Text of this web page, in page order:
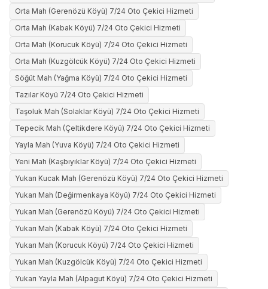
Orta Mah (Gerenözü Köyü) 7/24 Oto Çekici Hizmeti
Orta Mah (Kabak Köyü) 7/24 Oto Çekici Hizmeti
Orta Mah (Korucuk Köyü) 7/24 Oto Çekici Hizmeti
Orta Mah (Kuzgölcük Köyü) 7/24 Oto Çekici Hizmeti
Söğüt Mah (Yağma Köyü) 7/24 Oto Çekici Hizmeti
Tazılar Köyü 7/24 Oto Çekici Hizmeti
Taşoluk Mah (Solaklar Köyü) 7/24 Oto Çekici Hizmeti
Tepecik Mah (Çeltikdere Köyü) 7/24 Oto Çekici Hizmeti
Yayla Mah (Yuva Köyü) 7/24 Oto Çekici Hizmeti
Yeni Mah (Kaşbıyıklar Köyü) 7/24 Oto Çekici Hizmeti
Yukarı Kucak Mah (Gerenözü Köyü) 7/24 Oto Çekici Hizmeti
Yukarı Mah (Değirmenkaya Köyü) 7/24 Oto Çekici Hizmeti
Yukarı Mah (Gerenözü Köyü) 7/24 Oto Çekici Hizmeti
Yukarı Mah (Kabak Köyü) 7/24 Oto Çekici Hizmeti
Yukarı Mah (Korucuk Köyü) 7/24 Oto Çekici Hizmeti
Yukarı Mah (Kuzgölcük Köyü) 7/24 Oto Çekici Hizmeti
Yukarı Yayla Mah (Alpagut Köyü) 7/24 Oto Çekici Hizmeti